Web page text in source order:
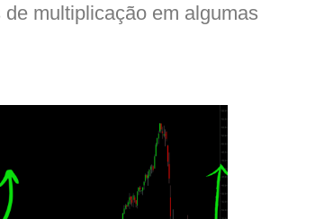
multiplicação em algumas